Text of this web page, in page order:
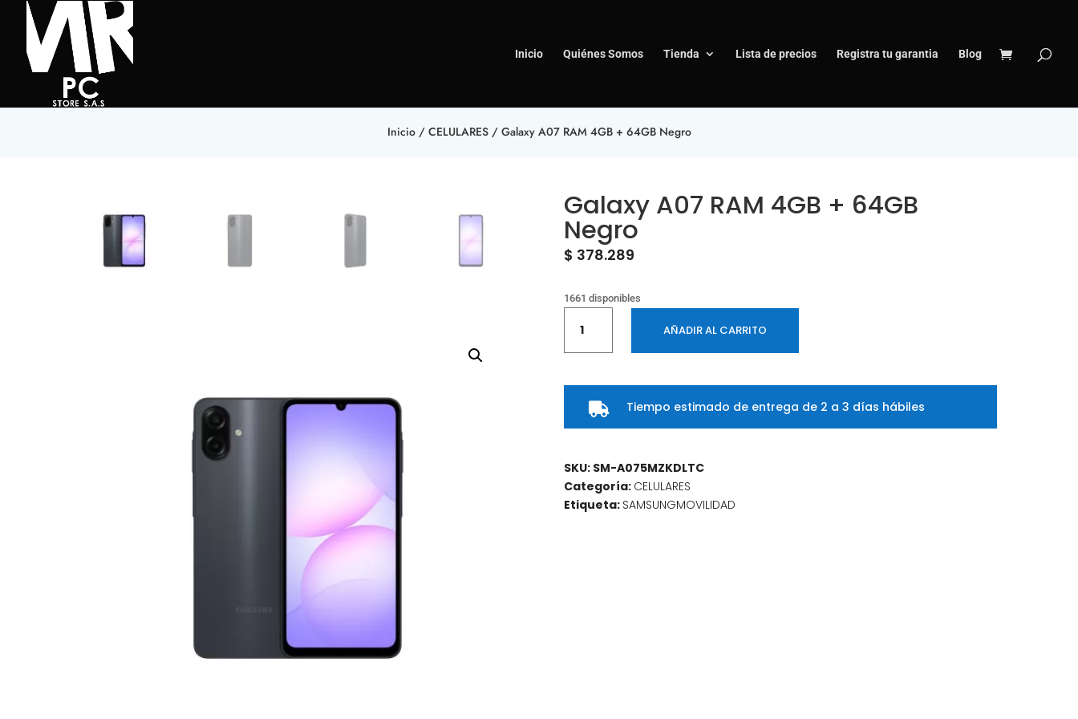
Inicio Quiénes Somos Tienda Lista de precios Registra tu garantia Blog
Inicio/ CELULARES/ Galaxy A07 RAM 4GB + 64GB Negro
Galaxy A07 RAM 4GB + 64GB
Negro
$ 378.289
1661 disponibles
A07
RAM
+
Negro
AÑADIR AL CARRITO
 Tiempo estimado de entrega de 2 a 3 días hábiles
SKU: SM-A075MZKDLTC
Categoría: CELULARES
Etiqueta: SAMSUNGMOVILIDAD